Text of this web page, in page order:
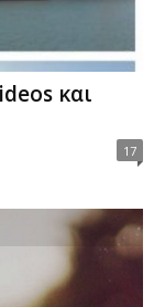
και
17